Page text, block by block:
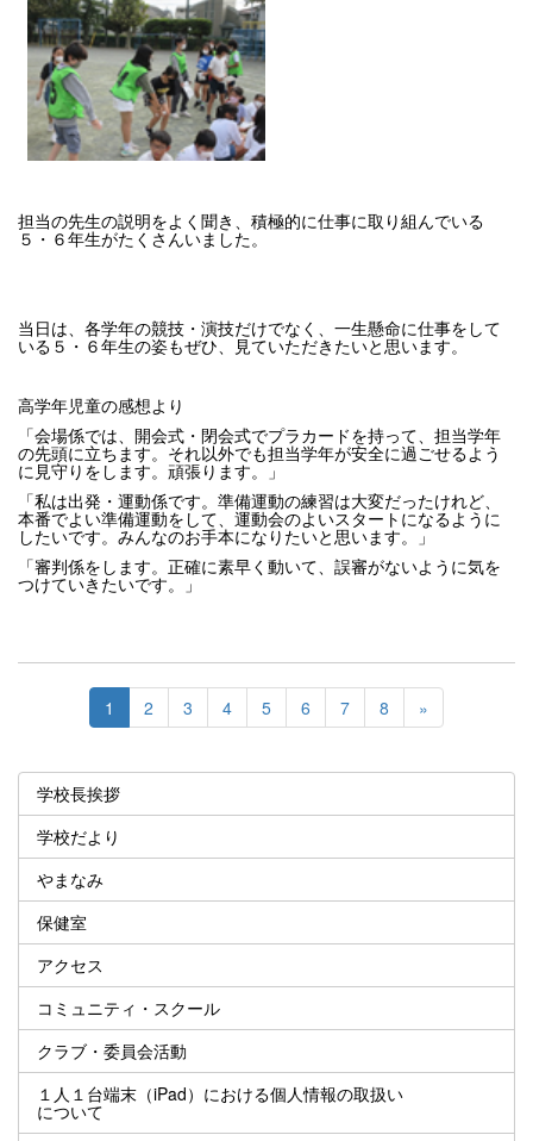
担当の先生の説明をよく聞き、積極的に仕事に取り組んでいる
５・６年生がたくさんいました。
当日は、各学年の競技・演技だけでなく、一生懸命に仕事をして
いる５・６年生の姿もぜひ、見ていただきたいと思います。
高学年児童の感想より
「会場係では、開会式・閉会式でプラカードを持って、担当学年
の先頭に立ちます。それ以外でも担当学年が安全に過ごせるよう
に見守りをします。頑張ります。」
「私は出発・運動係です。準備運動の練習は大変だったけれど、
本番でよい準備運動をして、運動会のよいスタートになるように
したいです。みんなのお手本になりたいと思います。」
「審判係をします。正確に素早く動いて、誤審がないように気を
つけていきたいです。」
1 2 3 4 5 6 7 8 »
学校長挨拶
学校だより
やまなみ
保健室
アクセス
コミュニティ・スクール
クラブ・委員会活動
１人１台端末（iPad）における個人情報の取扱い
について